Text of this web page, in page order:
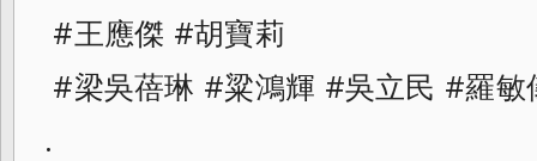
#王應傑 #胡寶莉
#梁吳蓓琳 #粱鴻輝 #吳立民 #羅敏
.